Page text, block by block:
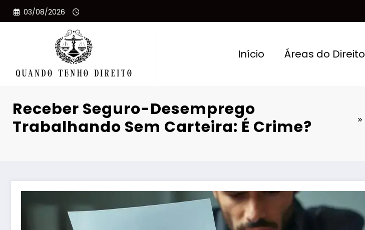
Pular
para
03/08/2026
Início Áreas do Direito
Receber Seguro-Desemprego
Trabalhando Sem Carteira: É Crime?